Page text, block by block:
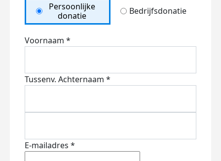
Persoonlijke
donatie
Bedrijfsdonatie
Voornaam *
Tussenv. Achternaam *
E-mailadres *